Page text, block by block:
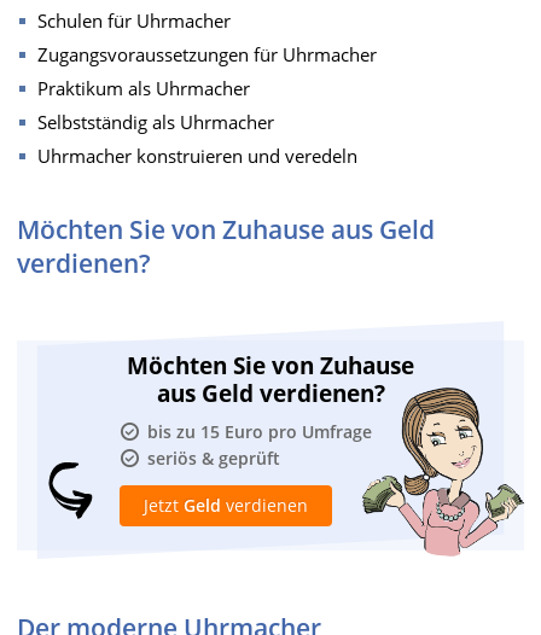
Schulen für Uhrmacher
Zugangsvoraussetzungen für Uhrmacher
Praktikum als Uhrmacher
Selbstständig als Uhrmacher
Uhrmacher konstruieren und veredeln
Möchten Sie von Zuhause aus Geld
verdienen?
Möchten Sie von Zuhause
aus Geld verdienen?
bis zu 15 Euro pro Umfrage
seriös & geprüft
Jetzt Geld verdienen
Der moderne Uhrmacher